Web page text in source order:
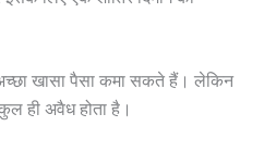
खासा पैसा कमा सकते हैं। लेकिन
ही अवैध होता है।